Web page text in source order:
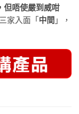
但唔使嚴到威咁
家入面「中間 」，